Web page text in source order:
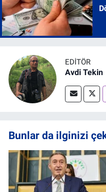
EDITÖR
Avdi Tekin
Bunlar da ilginizi